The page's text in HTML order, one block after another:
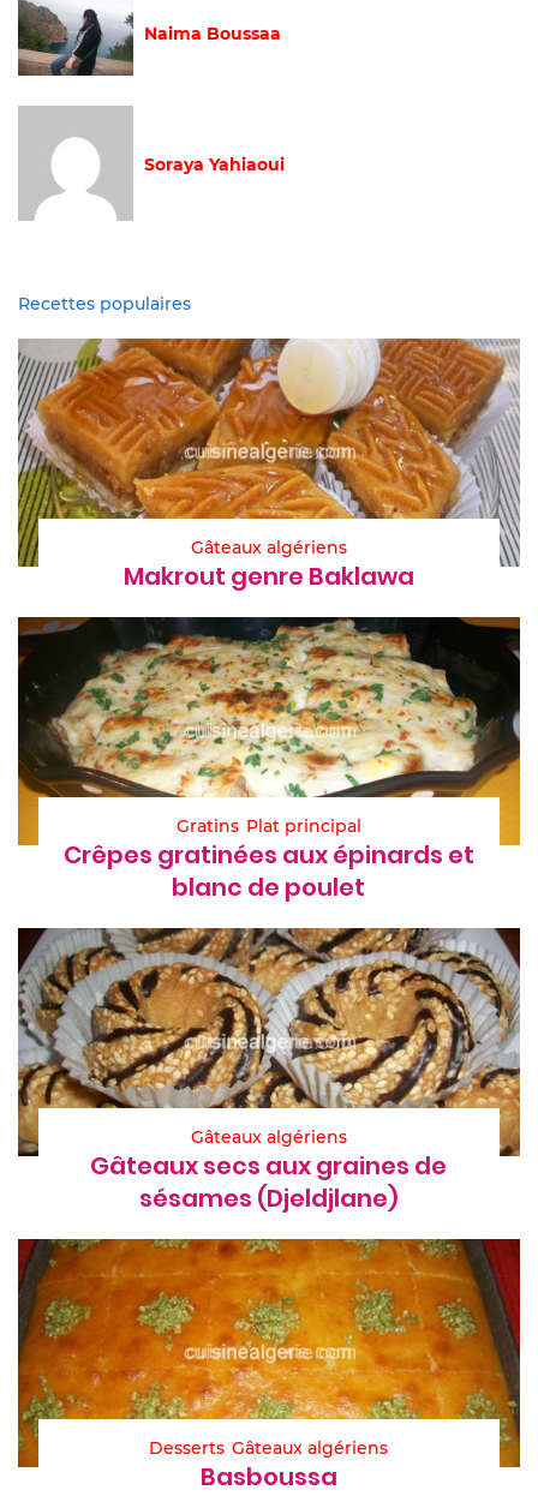
Naima Boussaa
Soraya Yahiaoui
Recettes populaires
Gâteaux algériens
Makrout genre Baklawa
Gratins Plat principal
Crêpes gratinées aux épinards et
blanc de poulet
Gâteaux algériens
Gâteaux secs aux graines de
sésames (Djeldjlane)
Desserts Gâteaux algériens
Basboussa